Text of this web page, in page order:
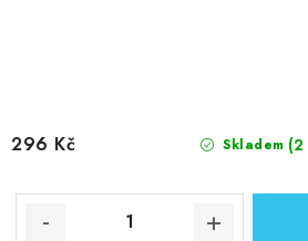
Skladem (2
296 Kč